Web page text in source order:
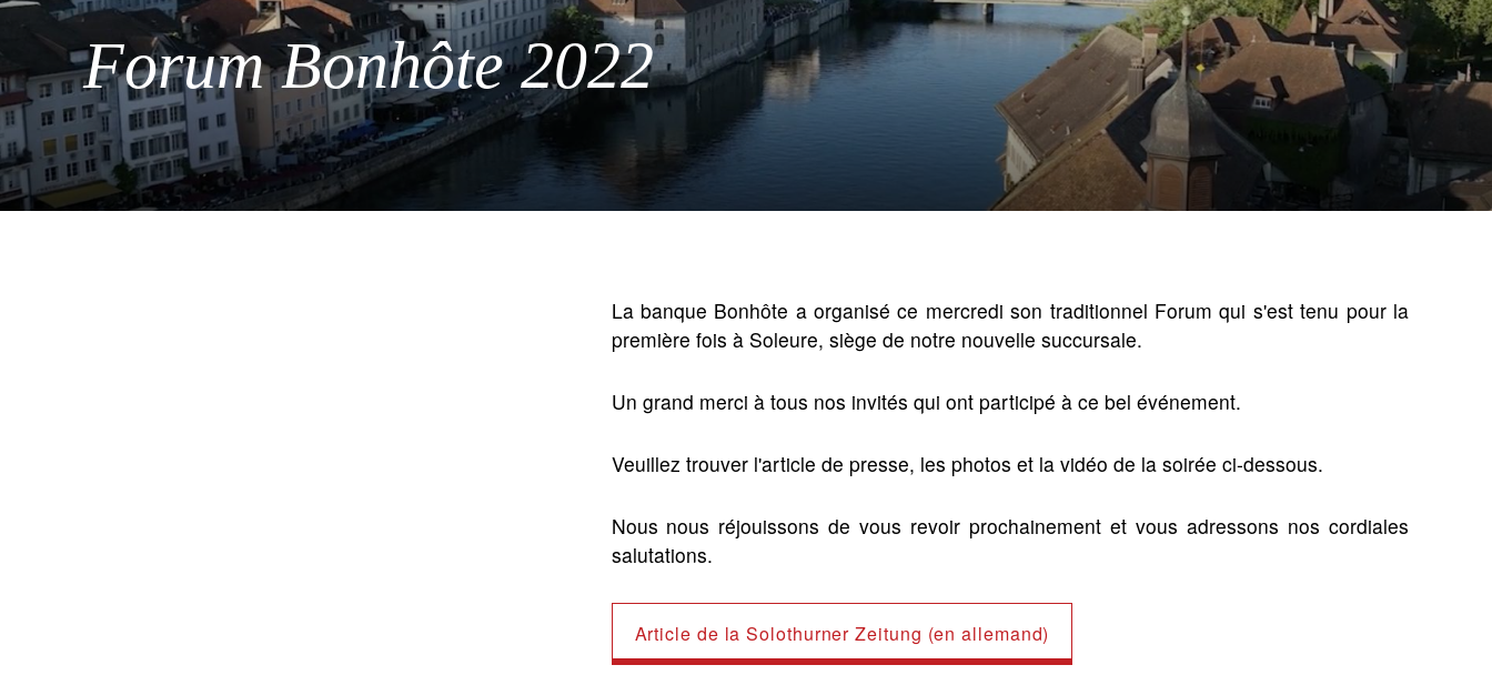
Forum Bonhôte 2022
La banque Bonhôte a organisé ce mercredi son traditionnel Forum qui s'est tenu pour la
première fois à Soleure, siège de notre nouvelle succursale.
Un grand merci à tous nos invités qui ont participé à ce bel événement.
Veuillez trouver l'article de presse, les photos et la vidéo de la soirée ci-dessous.
Nous nous réjouissons de vous revoir prochainement et vous adressons nos cordiales
salutations.
Article de la Solothurner Zeitung (en allemand)